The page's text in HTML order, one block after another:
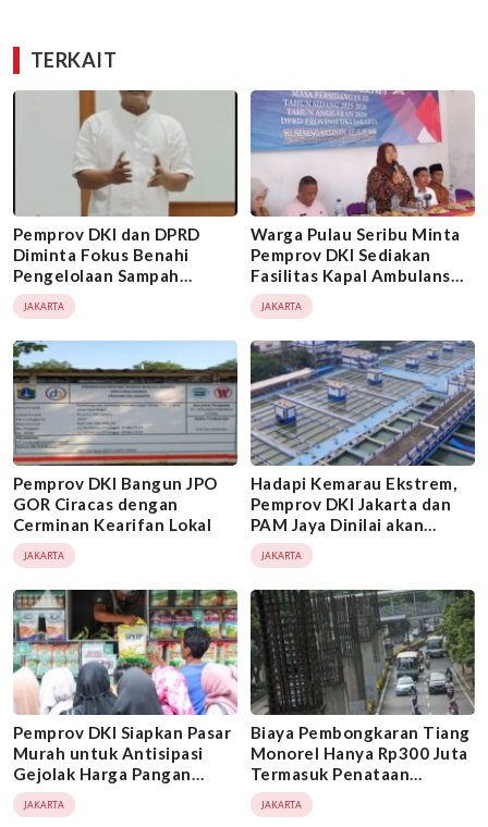
TERKAIT
Pemprov DKI dan DPRD
Diminta Fokus Benahi
Pengelolaan Sampah
Jakarta, Bukan Sekadar
Kampanye Pilah Sampah
JAKARTA
Warga Pulau Seribu Minta
Pemprov DKI Sediakan
Fasilitas Kapal Ambulans
Angkut Pasien Rujukan
Darurat
JAKARTA
Pemprov DKI Bangun JPO
GOR Ciracas dengan
Cerminan Kearifan Lokal
JAKARTA
Hadapi Kemarau Ekstrem,
Pemprov DKI Jakarta dan
PAM Jaya Dinilai akan
Konsisten Penuhi
Kebutuhan Air Warga
JAKARTA
Pemprov DKI Siapkan Pasar
Murah untuk Antisipasi
Gejolak Harga Pangan
Jelang Ramadhan 2026
JAKARTA
Biaya Pembongkaran Tiang
Monorel Hanya Rp300 Juta
Termasuk Penataan
Trotoar dan Badan Jalan,
Bukan Rp 100 Miliar
JAKARTA